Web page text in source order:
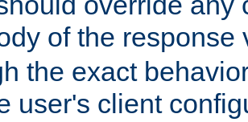
of the
the exact
user's client